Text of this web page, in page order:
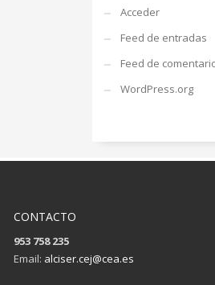
Acceder
Feed de entradas
Feed de
WordPress.org
CONTACTO
953 758 235
Email: alciser.cej@cea.es